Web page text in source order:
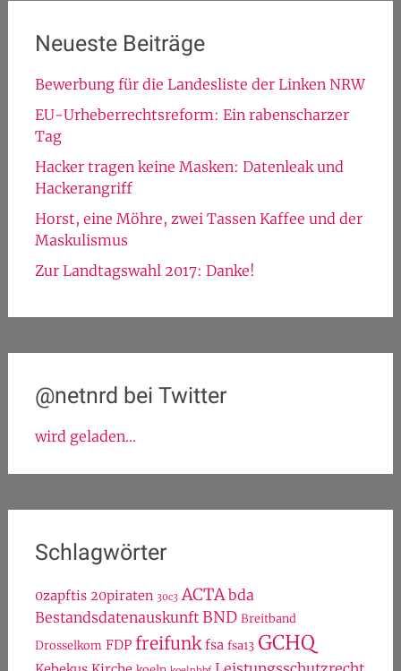
Neueste Beiträge
Bewerbung für die Landesliste der Linken NRW
EU-Urheberrechtsreform: Ein rabenscharzer
Tag
Hacker tragen keine Masken: Datenleak und
Hackerangriff
Horst, eine Möhre, zwei Tassen Kaffee und der
Maskulismus
Zur Landtagswahl 2017: Danke!
@netnrd bei Twitter
wird geladen...
Schlagwörter
0zapftis 20piraten 30c3 ACTA bda
Bestandsdatenauskunft BND Breitband
Drosselkom FDP freifunk fsa fsa13 GCHQ